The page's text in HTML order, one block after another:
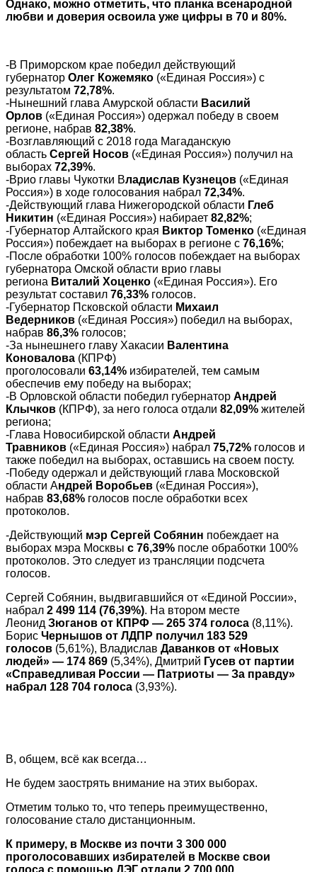
Однако, можно отметить, что планка всенародной
любви и доверия освоила уже цифры в 70 и 80%.
-В Приморском крае победил действующий
губернатор Олег Кожемяко («Единая Россия») с
результатом 72,78%.
-Нынешний глава Амурской области Василий
Орлов («Единая Россия») одержал победу в своем
регионе, набрав 82,38%.
-Возглавляющий с 2018 года Магаданскую
область Сергей Носов («Единая Россия») получил на
выборах 72,39%.
-Врио главы Чукотки Владислав Кузнецов («Единая
Россия») в ходе голосования набрал 72,34%.
-Действующий глава Нижегородской области Глеб
Никитин («Единая Россия») набирает 82,82%;
-Губернатор Алтайского края Виктор Томенко («Единая
Россия») побеждает на выборах в регионе с 76,16%;
-После обработки 100% голосов побеждает на выборах
губернатора Омской области врио главы
региона Виталий Хоценко («Единая Россия»). Его
результат составил 76,33% голосов.
-Губернатор Псковской области Михаил
Ведерников («Единая Россия») победил на выборах,
набрав 86,3% голосов;
-За нынешнего главу Хакасии Валентина
Коновалова (КПРФ)
проголосовали 63,14% избирателей, тем самым
обеспечив ему победу на выборах;
-В Орловской области победил губернатор Андрей
Клычков (КПРФ), за него голоса отдали 82,09% жителей
региона;
-Глава Новосибирской области Андрей
Травников («Единая Россия») набрал 75,72% голосов и
также победил на выборах, оставшись на своем посту.
-Победу одержал и действующий глава Московской
области Андрей Воробьев («Единая Россия»),
набрав 83,68% голосов после обработки всех
протоколов.
-Действующий мэр Сергей Собянин побеждает на
выборах мэра Москвы с 76,39% после обработки 100%
протоколов. Это следует из трансляции подсчета
голосов.
Сергей Собянин, выдвигавшийся от «Единой России»,
набрал 2 499 114 (76,39%). На втором месте
Леонид Зюганов от КПРФ — 265 374 голоса (8,11%).
Борис Чернышов от ЛДПР получил 183 529
голосов (5,61%), Владислав Даванков от «Новых
людей» — 174 869 (5,34%), Дмитрий Гусев от партии
«Справедливая России — Патриоты — За правду»
набрал 128 704 голоса (3,93%).
В, общем, всё как всегда…
Не будем заострять внимание на этих выборах.
Отметим только то, что теперь преимущественно,
голосование стало дистанционным.
К примеру, в Москве из почти 3 300 000
проголосовавших избирателей в Москве свои
голоса с помощью ДЭГ отдали 2 700 000.